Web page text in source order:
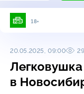
18+
20.05.2025, 09:00
Легковушка
в